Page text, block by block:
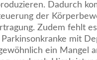
Dadurch
der
Zudem fehlt
mit
ein Mangel